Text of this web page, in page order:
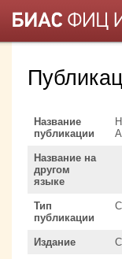
Название
публикации
Название на
другом
языке
Тип
публикации
Издание